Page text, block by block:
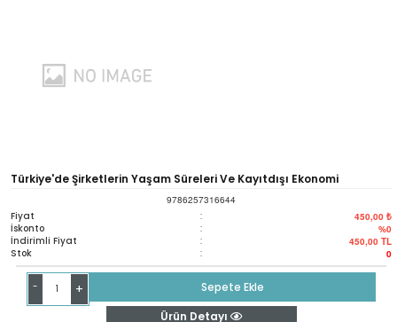
Türkiye'de Şirketlerin Yaşam Süreleri Ve Kayıtdışı Ekonomi
9786257316644
Fiyat : 450,00 ₺
İskonto : %0
İndirimli Fiyat : 450,00 TL
Stok : 0
- +
Sepete Ekle
Ürün Detayı